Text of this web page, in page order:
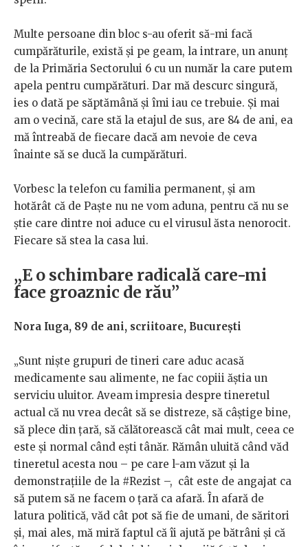
Multe persoane din bloc s-au oferit să-mi facă
cumpărăturile, există și pe geam, la intrare, un anunț
de la Primăria Sectorului 6 cu un număr la care putem
apela pentru cumpărături. Dar mă descurc singură,
ies o dată pe săptămână și îmi iau ce trebuie. Și mai
am o vecină, care stă la etajul de sus, are 84 de ani, ea
mă întreabă de fiecare dacă am nevoie de ceva
înainte să se ducă la cumpărături.
Vorbesc la telefon cu familia permanent, și am
hotărât că de Paște nu ne vom aduna, pentru că nu se
știe care dintre noi aduce cu el virusul ăsta nenorocit.
Fiecare să stea la casa lui.
„E o schimbare radicală care-mi
face groaznic de rău”
Nora Iuga, 89 de ani, scriitoare, București
„Sunt niște grupuri de tineri care aduc acasă
medicamente sau alimente, ne fac copiii ăștia un
serviciu uluitor. Aveam impresia despre tineretul
actual că nu vrea decât să se distreze, să câștige bine,
să plece din țară, să călătorească cât mai mult, ceea ce
este și normal când ești tânăr. Rămân uluită când văd
tineretul acesta nou – pe care l-am văzut și la
demonstrațiile de la #Rezist –, cât este de angajat ca
să putem să ne facem o țară ca afară. În afară de
latura politică, văd cât pot să fie de umani, de săritori
și, mai ales, mă miră faptul că îi ajută pe bătrâni și că